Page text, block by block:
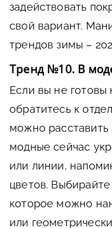
задействовать
свой вариант.
трендов зимы –
Тренд №10. В
Если вы не готовы
обратитесь к
можно расставить
модные сейчас
или линии,
цветов.
которое можно
или